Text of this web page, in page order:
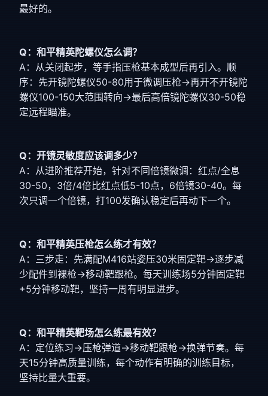
最好的。
Q：和平精英陀螺仪怎么调？
A：从关闭起步，等手指压枪基本成型后再引入。顺
序：先开镜陀螺仪50-80用于微调压枪→再开不开镜陀
螺仪100-150大范围转向→最后高倍镜陀螺仪30-50稳
定远程瞄准。
Q：开镜灵敏度应该调多少？
A：从进阶推荐开始，针对不同倍镜微调：红点/全息
30-50，3倍/4倍比红点低5-10点，6倍镜30-40。每
次只调一个倍镜，打100发确认稳定后再动下一个。
Q：和平精英压枪怎么练才有效？
A：三步走：先满配M416站姿压30米固定靶→逐步减
少配件到裸枪→移动靶跟枪。每天训练场5分钟固定靶
+5分钟移动靶，坚持一周有明显进步。
Q：和平精英靶场怎么练最有效？
A：定位练习→压枪弹道→移动靶跟枪→换弹节奏。每
天15分钟高质量训练，每个动作有明确的训练目标，
坚持比量大重要。